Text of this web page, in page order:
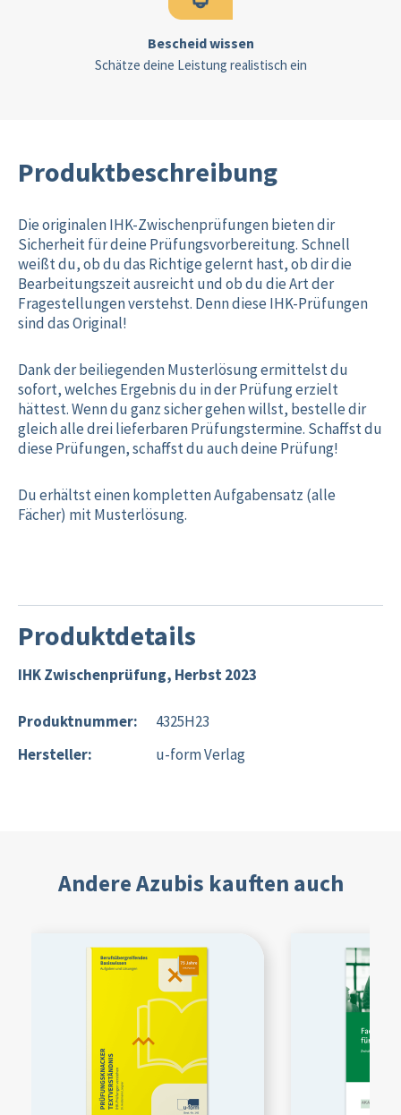
Bescheid wissen
Schätze deine Leistung realistisch ein
Produktbeschreibung
Die originalen IHK-Zwischenprüfungen bieten dir
Sicherheit für deine Prüfungsvorbereitung. Schnell
weißt du, ob du das Richtige gelernt hast, ob dir die
Bearbeitungszeit ausreicht und ob du die Art der
Fragestellungen verstehst. Denn diese IHK-Prüfungen
sind das Original!
Dank der beiliegenden Musterlösung ermittelst du
sofort, welches Ergebnis du in der Prüfung erzielt
hättest. Wenn du ganz sicher gehen willst, bestelle dir
gleich alle drei lieferbaren Prüfungstermine. Schaffst du
diese Prüfungen, schaffst du auch deine Prüfung!
Du erhältst einen kompletten Aufgabensatz (alle
Fächer) mit Musterlösung.
Produktdetails
IHK Zwischenprüfung, Herbst 2023
Produktnummer:
Hersteller:
4325H23
u-form Verlag
Andere Azubis kauften auch